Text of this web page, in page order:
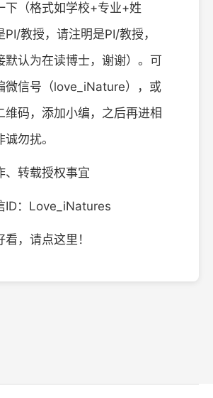
下（格式如学校+专业+姓
PI/教授，请注明是PI/教授，
默认为在读博士，谢谢）。可
微信号（love_iNature），或
维码，添加小编，之后再进相
勿扰。
、转载授权事宜
ID：Love_iNatures
，请点这里！